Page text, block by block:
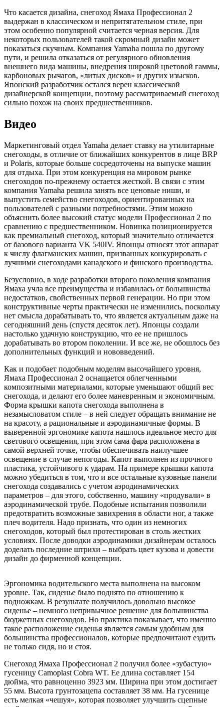
Что касается дизайна, снегоход Ямаха Профессионал 2
выдержан в классическом и непритягательном стиле, при
этом особенно популярной считается черная версия. Для
некоторых пользователей такой скромный дизайн может
показаться скучным. Компания Yamaha пошла по другому
пути, и решила отказаться от регулярного обновления
внешнего вида машины, внедрения широкой цветовой гаммы,
карбоновых рычагов, «литых дисков» и других изысков.
Японский разработчик остался верен классической
дизайнерской концепции, поэтому рассматриваемый снегоход
сильно похож на своих предшественников.
Видео
Маркетинговый отдел Yamaha делает ставку на утилитарные
снегоходы, в отличие от ближайших конкурентов в лице BRP
и Polaris, которые больше сосредоточены на выпуске машин
для отдыха. При этом конкуренция на мировом рынке
снегоходов по-прежнему остается жесткой. В связи с этим
компания Yamaha решила занять все ценовые ниши, и
выпустить семейство снегоходов, ориентированных на
пользователей с разными потребностями. Этим можно
объяснить более высокий статус модели Профессионал 2 по
сравнению с предшественником. Новинка позиционируется
как премиальный снегоход, который значительно отличается
от базового варианта VK 540IV. Японцы относят этот аппарат
к числу флагманских машин, призванных конкурировать с
лучшими снегоходами канадского и финского производства.
Безусловно, в ходе разработки второго поколения компания
Ямаха учла все преимущества и избавилась от большинства
недостатков, свойственных первой генерации. Но при этом
конструктивные черты практически не изменились, поскольку
нет смысла дорабатывать то, что является актуальным даже на
сегодняшний день (спустя десяток лет). Японцы создали
настолько удачную конструкцию, что ее не пришлось
дорабатывать во втором поколении. И все же, не обошлось без
дополнительных функций и нововведений.
Как и подобает подобным моделям высочайшего уровня,
Ямаха Профессионал 2 оснащается облегченными
композитными материалами, которые уменьшают общий вес
снегохода, и делают его более маневренным и экономичным.
Форма крышки капота снегохода выполнена в
незамысловатом стиле – в ней следует обращать внимание не
на красоту, а рациональные и аэродинамичные формы. В
выверенной эргономике капота нашлось идеальное место для
светового освещения, при этом сама фара расположена в
самой верхней точке, чтобы обеспечивать наилучшее
освещение в случае непогоды. Капот выполнен из прочного
пластика, устойчивого к ударам. На примере крышки капота
можно убедиться в том, что и все остальные кузовные панели
снегохода создавались с учетом аэродинамических
параметров – для этого, собственно, машину «продували» в
аэродинамической трубе. Подобные испытания позволили
предотвратить возможные завихрения в области ног, а также
плеч водителя. Надо признать, что один из немногих
снегоходов, который был протестирован в столь жестких
условиях. После доводки аэродинамики дизайнерам осталось
доделать последние штрихи – выбрать цвет кузова и довести
дизайн до фирменной концепции.
Эргономика водительского места выполнена на высоком
уровне. Так, сиденье было поднято по отношению к
подножкам. В результате получилось довольно высокое
сиденье – немного непривычное решение для большинства
бюджетных снегоходов. Но практика показывает, что именно
такое расположение сиденья является самым удобным для
большинства профессионалов, которые предпочитают ездить
не только сидя, но и стоя.
Снегоход Ямаха Профессионал 2 получил более «зубастую»
гусеницу Camoplast Cobra WT. Ее длина составляет 154
дюйма, что равноценно 3923 мм. Ширина при этом достигает
55 мм. Высота грунтозацепа составляет 38 мм. На гусенице
есть мелкая «чешуя», которая позволяет улучшить сцепные